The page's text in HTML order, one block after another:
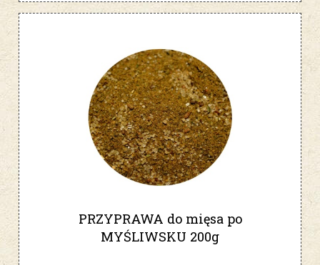
PRZYPRAWA do mięsa po
MYŚLIWSKU 200g